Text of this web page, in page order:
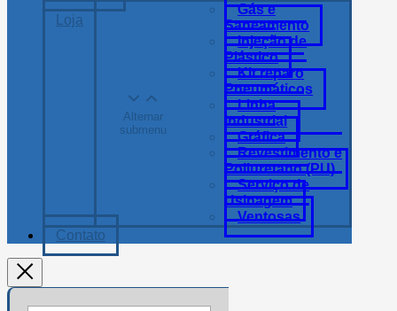
Loja
Alternar
submenu
Gás e
Saneamento
Injeção de
Plástico
Kit reparo
Pneumáticos
Linha
Industrial
Gráfica
Revestimento e
Poliuretano (PU)
Serviço de
Usinagem
Ventosas
Contato